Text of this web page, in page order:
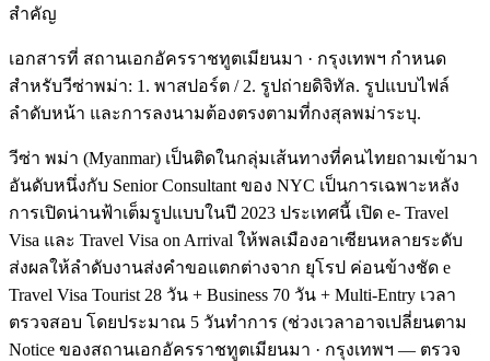
สำคัญ
เอกสารที่ สถานเอกอัครราชทูตเมียนมา · กรุงเทพฯ กำหนด
สำหรับวีซ่าพม่า: 1. พาสปอร์ต / 2. รูปถ่ายดิจิทัล. รูปแบบไฟล์
ลำดับหน้า และการลงนามต้องตรงตามที่กงสุลพม่าระบุ.
วีซ่า พม่า (Myanmar) เป็นติดในกลุ่มเส้นทางที่คนไทยถามเข้ามา
อันดับหนึ่งกับ Senior Consultant ของ NYC เป็นการเฉพาะหลัง
การเปิดน่านฟ้าเต็มรูปแบบในปี 2023 ประเทศนี้ เปิด e- Travel
Visa และ Travel Visa on Arrival ให้พลเมืองอาเซียนหลายระดับ
ส่งผลให้ลำดับงานส่งคำขอแตกต่างจาก ยุโรป ค่อนข้างชัด e
Travel Visa Tourist 28 วัน + Business 70 วัน + Multi-Entry เวลา
ตรวจสอบ โดยประมาณ 5 วันทำการ (ช่วงเวลาอาจเปลี่ยนตาม
Notice ของสถานเอกอัครราชทูตเมียนมา · กรุงเทพฯ — ตรวจ